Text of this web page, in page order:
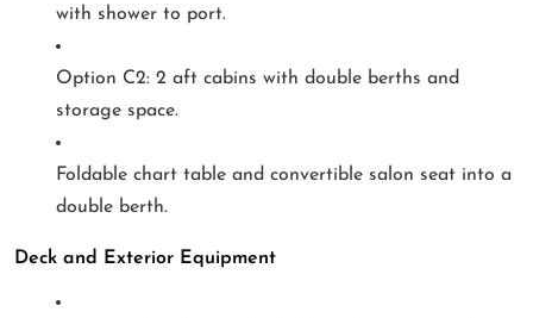
with shower to port.
Option C2: 2 aft cabins with double berths and
storage space.
Foldable chart table and convertible salon seat into a
double berth.
Deck and Exterior Equipment